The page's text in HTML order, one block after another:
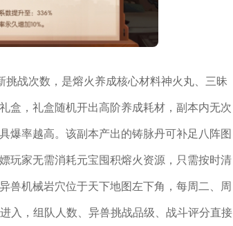
战次数，是熔火养成核心材料神火丸、三昧
盒，礼盒随机开出高阶养成耗材，副本内无次
爆率越高。该副本产出的铸脉丹可补足八阵图
玩家无需消耗元宝囤积熔火资源，只需按时清
兽机械岩穴位于天下地图左下角，每周二、周
入，组队人数、异兽挑战品级、战斗评分直接